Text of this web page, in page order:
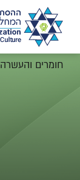
חומרים והעשרה